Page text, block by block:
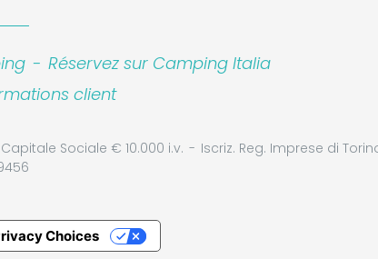
Leaflet
- Réservez sur Camping Italia
client
Capitale Sociale € 10.000 i.v.
Iscriz. Reg. Imprese di
Choices